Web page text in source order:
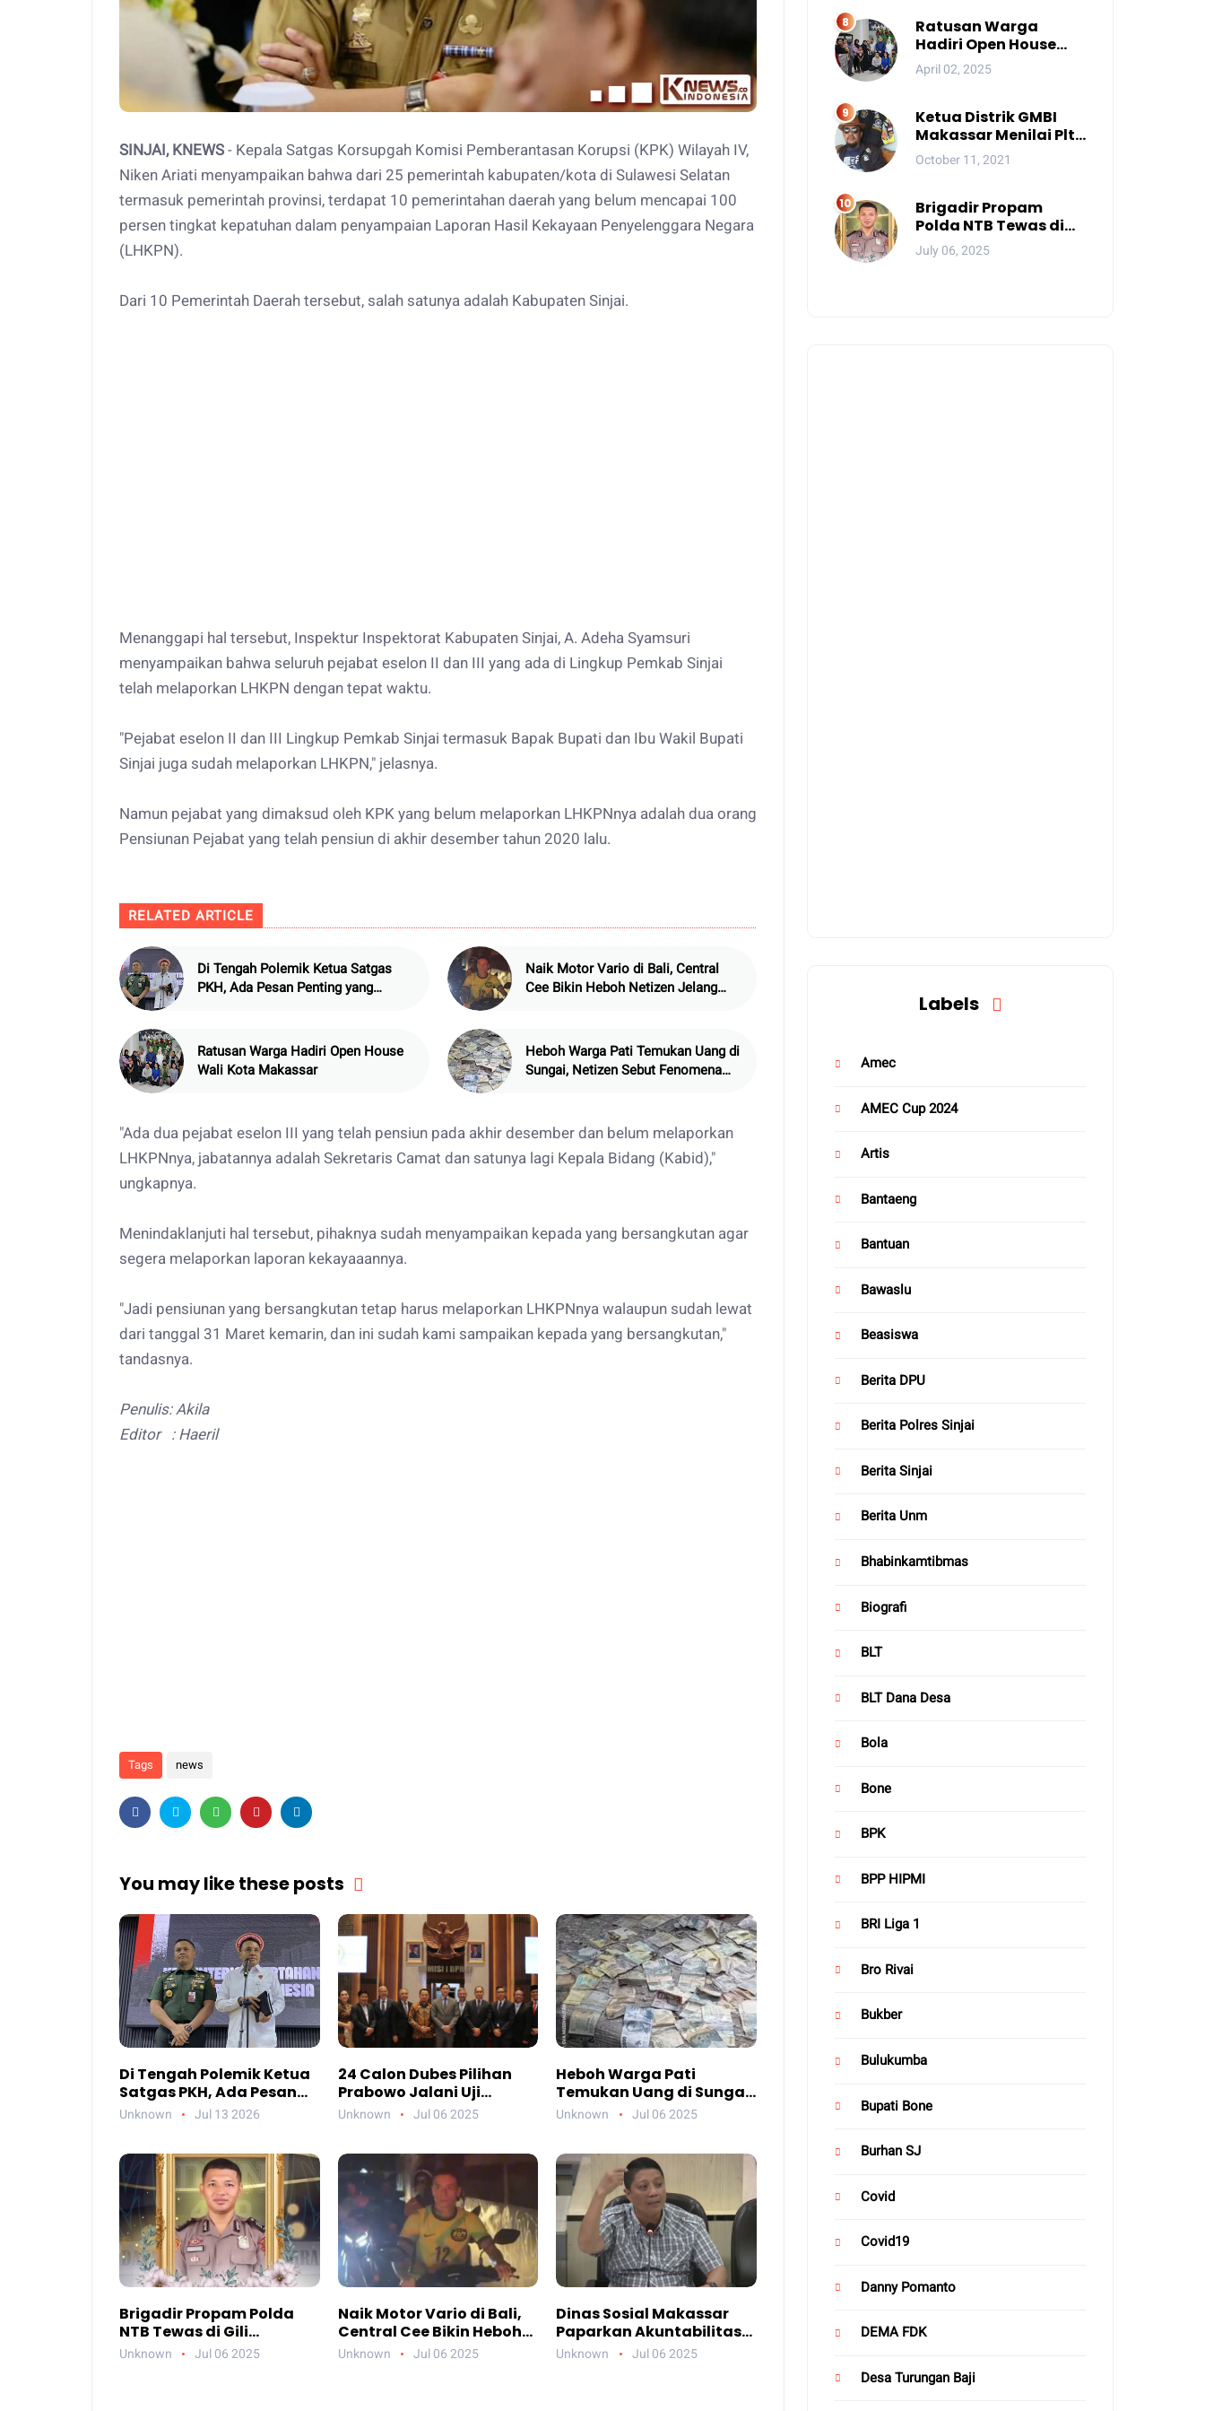
SINJAI, KNEWS - Kepala Satgas Korsupgah Komisi Pemberantasan Korupsi (KPK) Wilayah IV,
Niken Ariati menyampaikan bahwa dari 25 pemerintah kabupaten/kota di Sulawesi Selatan
termasuk pemerintah provinsi, terdapat 10 pemerintahan daerah yang belum mencapai 100
persen tingkat kepatuhan dalam penyampaian Laporan Hasil Kekayaan Penyelenggara Negara
(LHKPN).
Dari 10 Pemerintah Daerah tersebut, salah satunya adalah Kabupaten Sinjai.
Menanggapi hal tersebut, Inspektur Inspektorat Kabupaten Sinjai, A. Adeha Syamsuri
menyampaikan bahwa seluruh pejabat eselon II dan III yang ada di Lingkup Pemkab Sinjai
telah melaporkan LHKPN dengan tepat waktu.
"Pejabat eselon II dan III Lingkup Pemkab Sinjai termasuk Bapak Bupati dan Ibu Wakil Bupati
Sinjai juga sudah melaporkan LHKPN," jelasnya.
Namun pejabat yang dimaksud oleh KPK yang belum melaporkan LHKPNnya adalah dua orang
Pensiunan Pejabat yang telah pensiun di akhir desember tahun 2020 lalu.
RELATED ARTICLE
Di Tengah Polemik Ketua Satgas
PKH, Ada Pesan Penting yang
Naik Motor Vario di Bali, Central
Cee Bikin Heboh Netizen Jelang
Ratusan Warga Hadiri Open House
Wali Kota Makassar
Heboh Warga Pati Temukan Uang di
Sungai, Netizen Sebut Fenomena
"Ada dua pejabat eselon III yang telah pensiun pada akhir desember dan belum melaporkan
LHKPNnya, jabatannya adalah Sekretaris Camat dan satunya lagi Kepala Bidang (Kabid),"
ungkapnya.
Menindaklanjuti hal tersebut, pihaknya sudah menyampaikan kepada yang bersangkutan agar
segera melaporkan laporan kekayaaannya.
"Jadi pensiunan yang bersangkutan tetap harus melaporkan LHKPNnya walaupun sudah lewat
dari tanggal 31 Maret kemarin, dan ini sudah kami sampaikan kepada yang bersangkutan,"
tandasnya.
Penulis: Akila
Editor : Haeril
Tags news
You may like these posts
Di Tengah Polemik Ketua
Satgas PKH, Ada Pesan
Penting yang Ditegaskan
Unknown Jul 13 2026
24 Calon Dubes Pilihan
Prabowo Jalani Uji
Kelayakan DPR, Siapa
Unknown Jul 06 2025
Heboh Warga Pati
Temukan Uang di Sungai,
Netizen Sebut Fenomena
Unknown Jul 06 2025
Brigadir Propam Polda
NTB Tewas di Gili
Trawangan, Tiga
Unknown Jul 06 2025
Naik Motor Vario di Bali,
Central Cee Bikin Heboh
Netizen Jelang Konser di
Unknown Jul 06 2025
Dinas Sosial Makassar
Paparkan Akuntabilitas
Anggaran 2024
Unknown Jul 06 2025
Ratusan Warga
Hadiri Open House
Wali Kota Makassar
April 02, 2025
Ketua Distrik GMBI
Makassar Menilai Plt.
Kasatpol PP
Makassar Melanggar
October 11, 2021
Brigadir Propam
Polda NTB Tewas di
Gili Trawangan, Tiga
Tersangka Termasuk
July 06, 2025
Labels
Amec
AMEC Cup 2024
Artis
Bantaeng
Bantuan
Bawaslu
Beasiswa
Berita DPU
Berita Polres Sinjai
Berita Sinjai
Berita Unm
Bhabinkamtibmas
Biografi
BLT
BLT Dana Desa
Bola
Bone
BPK
BPP HIPMI
BRI Liga 1
Bro Rivai
Bukber
Bulukumba
Bupati Bone
Burhan SJ
Covid
Covid19
Danny Pomanto
DEMA FDK
Desa Turungan Baji